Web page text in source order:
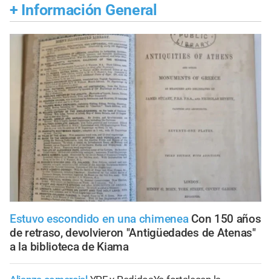
+ Información General
Estuvo escondido en una chimenea Con 150 años
de retraso, devolvieron "Antigüedades de Atenas"
a la biblioteca de Kiama